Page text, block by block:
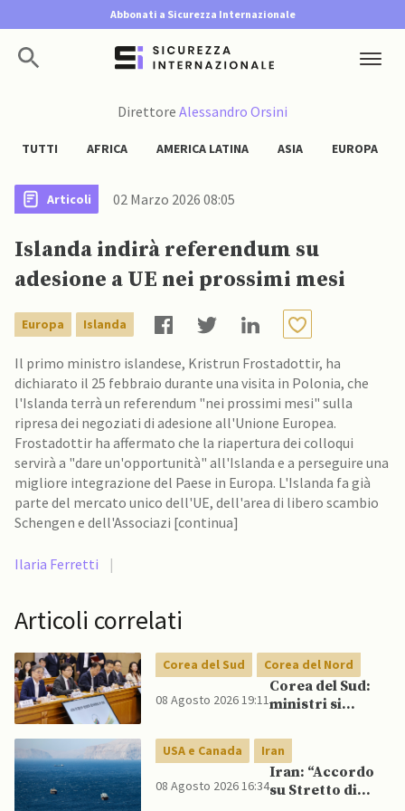
Abbonati a Sicurezza Internazionale
Direttore Alessandro Orsini
TUTTI AFRICA AMERICA LATINA ASIA EUROPA
Articoli 02 Marzo 2026 08:05
Islanda indirà referendum su
adesione a UE nei prossimi mesi
Europa Islanda
Il primo ministro islandese, Kristrun Frostadottir, ha
dichiarato il 25 febbraio durante una visita in Polonia, che
l'Islanda terrà un referendum "nei prossimi mesi" sulla
ripresa dei negoziati di adesione all'Unione Europea.
Frostadottir ha affermato che la riapertura dei colloqui
servirà a "dare un'opportunità" all'Islanda e a perseguire una
migliore integrazione del Paese in Europa. L'Islanda fa già
parte del mercato unico dell'UE, dell'area di libero scambio
Schengen e dell'Associazi [continua]
Ilaria Ferretti |
Articoli correlati
Corea del Sud Corea del Nord
08 Agosto 2026 19:11
Corea del Sud:
ministri si
pubblicamente
su politica con il
Nord, mentre
Lee spinge per
USA e Canada Iran
08 Agosto 2026 16:34
Iran: “Accordo
su Stretto di